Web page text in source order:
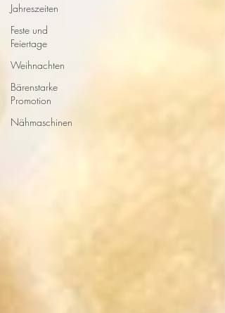
Jahreszeiten
Feste und
Feiertage
Weihnachten
Bärenstarke
Promotion
Nähmaschinen